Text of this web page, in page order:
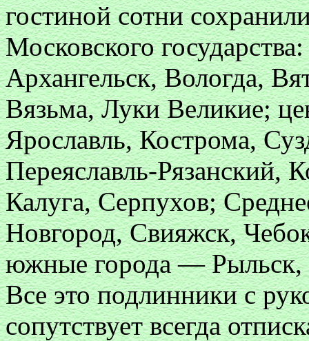
гостиной сотни
Московского
Архангельск, Вологда,
Вязьма, Луки Великие;
Ярославль, Кострома,
Переяславль-Рязанский,
Калуга, Серпухов;
Новгород, Свияжск,
южные города — Рыльск,
Все это подлинники с
сопутствует всегда